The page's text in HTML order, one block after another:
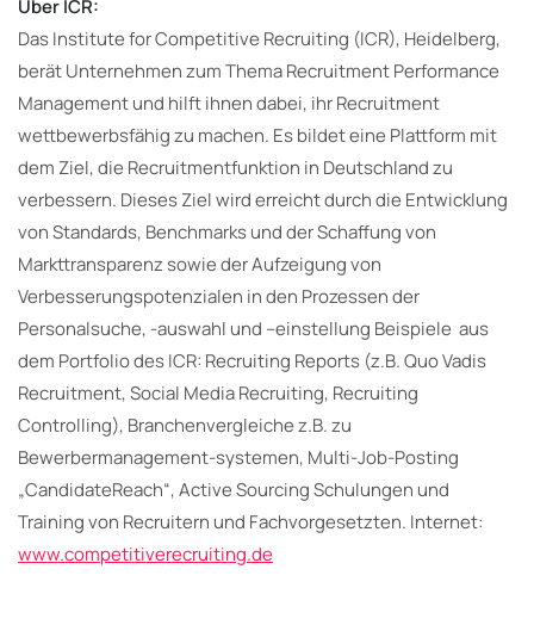
Über ICR:
Das Institute for Competitive Recruiting (ICR), Heidelberg,
berät Unternehmen zum Thema Recruitment Performance
Management und hilft ihnen dabei, ihr Recruitment
wettbewerbsfähig zu machen. Es bildet eine Plattform mit
dem Ziel, die Recruitmentfunktion in Deutschland zu
verbessern. Dieses Ziel wird erreicht durch die Entwicklung
von Standards, Benchmarks und der Schaffung von
Markttransparenz sowie der Aufzeigung von
Verbesserungspotenzialen in den Prozessen der
Personalsuche, -auswahl und –einstellung Beispiele aus
dem Portfolio des ICR: Recruiting Reports (z.B. Quo Vadis
Recruitment, Social Media Recruiting, Recruiting
Controlling), Branchenvergleiche z.B. zu
Bewerbermanagement-systemen, Multi-Job-Posting
„CandidateReach“, Active Sourcing Schulungen und
Training von Recruitern und Fachvorgesetzten. Internet:
www.competitiverecruiting.de